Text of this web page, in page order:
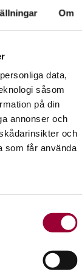
Om
data,
såsom
på din
annonser och
och
som får använda
behandlas
Miljö
Visa mer
var